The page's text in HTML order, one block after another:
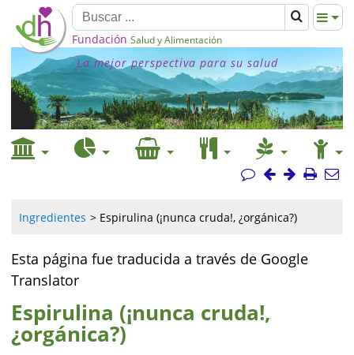
Fundación Salud y Alimentación
La mejor perspectiva para su salud
Ingredientes Espirulina (¡nunca cruda!, ¿orgánica?)
Esta página fue traducida a través de Google
Translator
Espirulina (¡nunca cruda!,
¿orgánica?)